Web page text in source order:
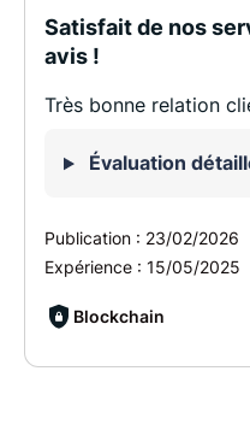
Satisfait de nos
avis !
Très bonne relation
Évaluation
Publication : 23/02/2026
Expérience : 15/05/2025
Blockchain